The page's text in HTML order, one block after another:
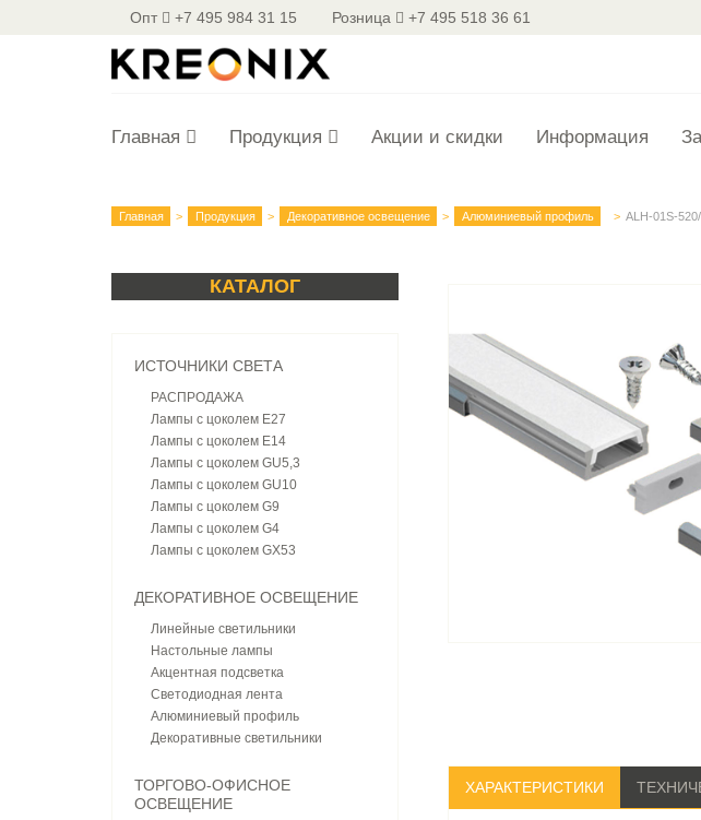
Опт +7 495 984 31 15 Розница +7 495 518 36 61
Главная Продукция Акции и скидки Информация
Главная Продукция Декоративное освещение Алюминиевый профиль ALH-01S-
КАТАЛОГ
ИСТОЧНИКИ СВЕТА
РАСПРОДАЖА
Лампы с цоколем E27
Лампы с цоколем E14
Лампы с цоколем GU5,3
Лампы с цоколем GU10
Лампы с цоколем G9
Лампы с цоколем G4
Лампы с цоколем GX53
ДЕКОРАТИВНОЕ ОСВЕЩЕНИЕ
Линейные светильники
Настольные лампы
Акцентная подсветка
Светодиодная лента
Алюминиевый профиль
Декоративные светильники
ТОРГОВО-ОФИСНОЕ
ОСВЕЩЕНИЕ
ХАРАКТЕРИСТИКИ